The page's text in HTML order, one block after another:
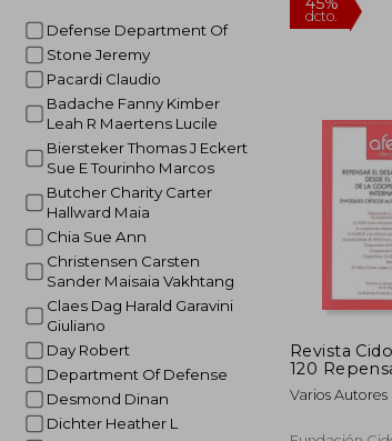
Defense Department Of
Stone Jeremy
Pacardi Claudio
Badache Fanny Kimber
Leah R Maertens Lucile
Biersteker Thomas J Eckert
Sue E Tourinho Marcos
Butcher Charity Carter
Hallward Maia
Chia Sue Ann
Christensen Carsten
Sander Maisaia Vakhtang
Claes Dag Harald Garavini
Giuliano
Day Robert
Department Of Defense
Desmond Dinan
Dichter Heather L
Revista
120
Desarrollo
Pasado de la
Varios Autores